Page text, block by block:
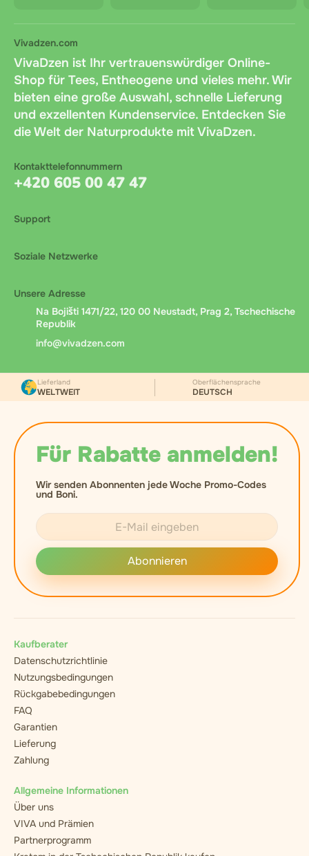
Vivadzen.com
VivaDzen ist Ihr vertrauenswürdiger Online-
Shop für Tees, Entheogene und vieles mehr. Wir
bieten eine große Auswahl, schnelle Lieferung
und exzellenten Kundenservice. Entdecken Sie
die Welt der Naturprodukte mit VivaDzen.
Kontakttelefonnummern
+420 605 00 47 47
Support
Soziale Netzwerke
Unsere Adresse
Na Bojišti 1471/22, 120 00 Neustadt, Prag 2, Tschechische
Republik
info@vivadzen.com
Für Rabatte anmelden!
Wir senden Abonnenten jede Woche Promo-Codes
und Boni.
Abonnieren
Lieferland
WELTWEIT
Oberflächensprache
DEUTSCH
Kaufberater
Datenschutzrichtlinie
Nutzungsbedingungen
Rückgabebedingungen
FAQ
Garantien
Lieferung
Zahlung
Allgemeine Informationen
Über uns
VIVA und Prämien
Partnerprogramm